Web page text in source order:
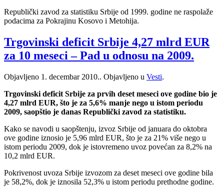
Republički zavod za statistiku Srbije od 1999. godine ne raspolaže
podacima za Pokrajinu Kosovo i Metohija.
Trgovinski deficit Srbije 4,27 mlrd EUR
za 10 meseci – Pad u odnosu na 2009.
Objavljeno 1. decembar 2010.. Objavljeno u Vesti.
Trgovinski deficit Srbije za prvih deset meseci ove godine bio je
4,27 mlrd EUR, što je za 5,6% manje nego u istom periodu
2009, saopštio je danas Republički zavod za statistiku.
Kako se navodi u saopštenju, izvoz Srbije od januara do oktobra
ove godine iznosio je 5,96 mlrd EUR, što je za 21% više nego u
istom periodu 2009, dok je istovremeno uvoz povećan za 8,2% na
10,2 mlrd EUR.
Pokrivenost uvoza Srbije izvozom za deset meseci ove godine bila
je 58,2%, dok je iznosila 52,3% u istom periodu prethodne godine.